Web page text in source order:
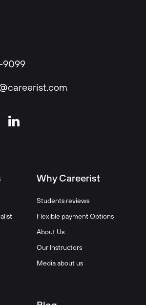
9099
Why Careerist
Students reviews
Flexible payment Options
About Us
Our Instructors
Media about us